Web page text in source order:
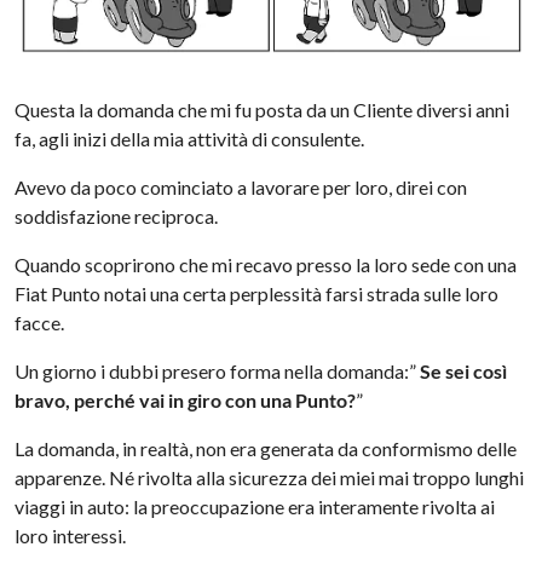
Questa la domanda che mi fu posta da un Cliente diversi anni
fa, agli inizi della mia attività di consulente.
Avevo da poco cominciato a lavorare per loro, direi con
soddisfazione reciproca.
Quando scoprirono che mi recavo presso la loro sede con una
Fiat Punto notai una certa perplessità farsi strada sulle loro
facce.
Un giorno i dubbi presero forma nella domanda:”Se sei così
bravo, perché vai in giro con una Punto?”
La domanda, in realtà, non era generata da conformismo delle
apparenze. Né rivolta alla sicurezza dei miei mai troppo lunghi
viaggi in auto: la preoccupazione era interamente rivolta ai
loro interessi.